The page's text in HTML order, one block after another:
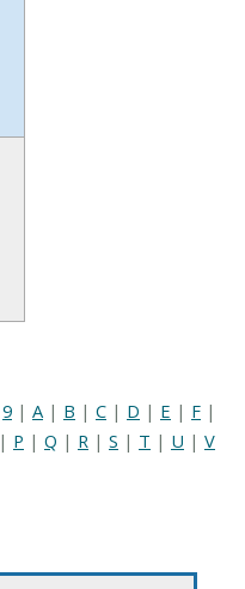
9 | A | B | C | D | E | F |
| P | Q | R | S | T | U | V